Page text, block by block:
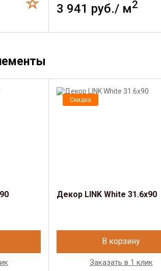
3 941 руб./ м2
Скидка
Декор LINK White 31.6x90
В корзину
Заказать в 1 клик